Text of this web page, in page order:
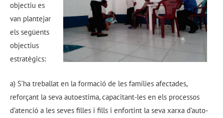
objectiu es
van plantejar
els següents
objectius
estratègics:
a) S’ha treballat en la formació de les famílies afectades,
reforçant la seva autoestima, capacitant-les en els processos
d’atenció a les seves filles i fills i enfortint la seva xarxa d’auto-